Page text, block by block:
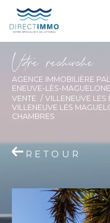
Vore recece
AGENCE IMMOBILIÈRE
ENEUVE-LÈS-MAGUELONE
VENTE
VILLENEUVE LES
VILLENEUVE LES
CHAMBRES
RETOUR